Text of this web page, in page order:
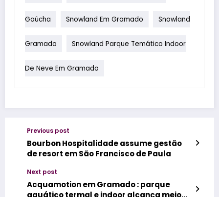
Gaúcha Snowland Em Gramado Snowland
Gramado Snowland Parque Temático Indoor
De Neve Em Gramado
Previous post
Bourbon Hospitalidade assume gestão
de resort em São Francisco de Paula
Next post
Acquamotion em Gramado : parque
aquático termal e indoor alcança meio